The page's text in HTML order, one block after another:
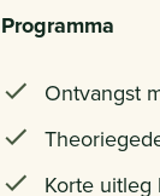
Programma
Ontvangst
Korte uitleg